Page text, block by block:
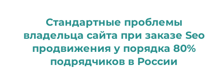
Стандартные проблемы
владельца сайта при заказе Seo
продвижения у порядка 80%
подрядчиков в России